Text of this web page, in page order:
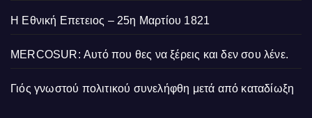
Η Εθνική Επετειος – 25η Μαρτίου 1821
MERCOSUR: Αυτό που θες να ξέρεις και δεν σου λένε.
Γιός γνωστού πολιτικού συνελήφθη μετά από καταδίωξη